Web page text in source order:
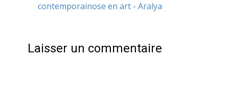
contemporainose en art - Aralya
Laisser un commentaire